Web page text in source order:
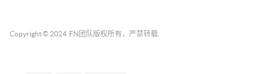
Copyright © 2024 FN团队 版权所有，严禁转载.